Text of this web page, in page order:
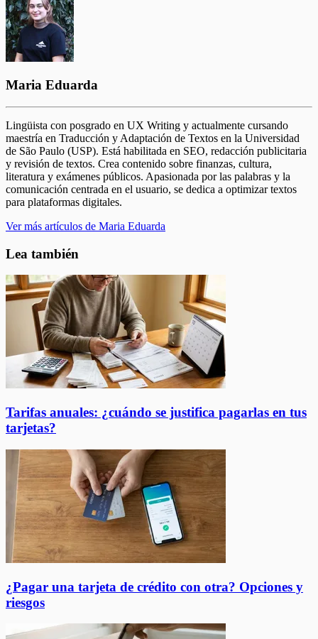
Maria Eduarda
Lingüista con posgrado en UX Writing y actualmente cursando
maestría en Traducción y Adaptación de Textos en la Universidad
de São Paulo (USP). Está habilitada en SEO, redacción publicitaria
y revisión de textos. Crea contenido sobre finanzas, cultura,
literatura y exámenes públicos. Apasionada por las palabras y la
comunicación centrada en el usuario, se dedica a optimizar textos
para plataformas digitales.
Ver más artículos de Maria Eduarda
Lea también
Tarifas anuales: ¿cuándo se justifica pagarlas en tus
tarjetas?
¿Pagar una tarjeta de crédito con otra? Opciones y
riesgos